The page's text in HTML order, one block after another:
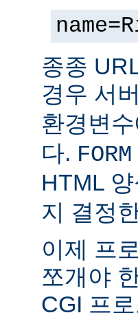
종종
경우 서
환경변
다. FORM
HTML
지 결정
이제 프
쪼개야
CGI 프